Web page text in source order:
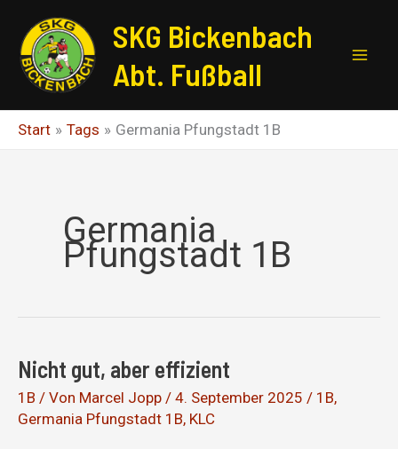
Inhalt
springen
SKG Bickenbach
Abt. Fußball
Start Tags Germania Pfungstadt 1B
Germania
Pfungstadt 1B
Nicht gut, aber effizient
1B / Von Marcel Jopp / 4. September 2025 / 1B,
Germania Pfungstadt 1B, KLC